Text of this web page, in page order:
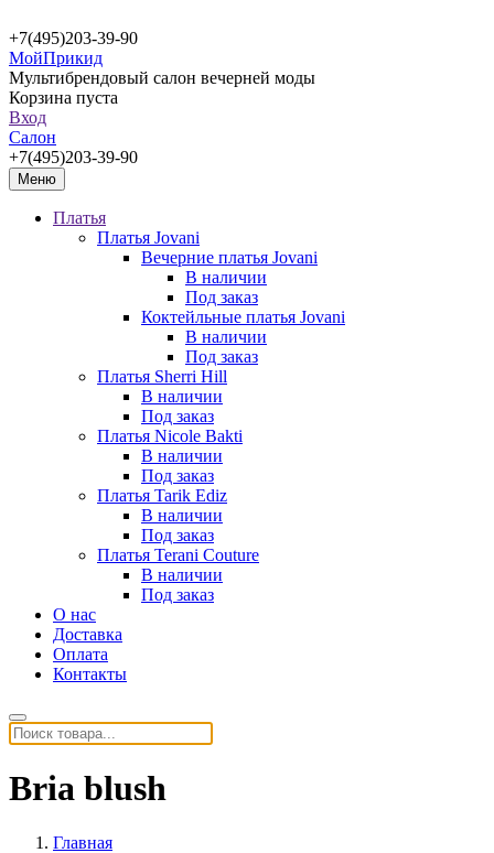
+7(495)203-39-90
МойПрикид
Мультибрендовый салон вечерней моды
Корзина пуста
Вход
Салон
+7(495)203-39-90
Меню
Платья
Платья Jovani
Вечерние платья Jovani
В наличии
Под заказ
Коктейльные платья Jovani
В наличии
Под заказ
Платья Sherri Hill
В наличии
Под заказ
Платья Nicole Bakti
В наличии
Под заказ
Платья Tarik Ediz
В наличии
Под заказ
Платья Terani Couture
В наличии
Под заказ
О нас
Доставка
Оплата
Контакты
Bria blush
Главная